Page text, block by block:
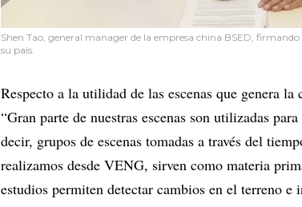
Shen Tao, general manager de la empresa china BSED,
su país.
Respecto a la utilidad de las escenas que genera
“Gran parte de nuestras escenas son utilizadas
decir, grupos de escenas tomadas a través del
realizamos desde VENG, sirven como materia
estudios permiten detectar cambios en el terreno